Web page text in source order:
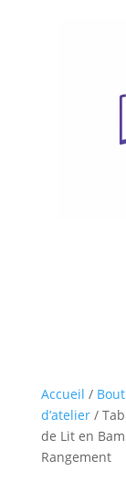
Accueil /
d’atelier/
de Lit en
Rangement